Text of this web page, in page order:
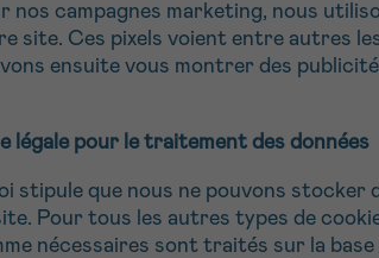
nos campagnes marketing, nous
site. Ces pixels voient entre autres
ensuite vous montrer des
légale pour le traitement des données
stipule que nous ne pouvons
Pour tous les autres types de
nécessaires sont traités sur la